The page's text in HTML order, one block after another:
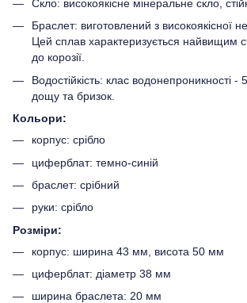
Скло: високоякісне мінеральне скло,
Браслет: виготовлений з високоякісної
Цей сплав характеризується найвищим
до корозії.
Водостійкість: клас водонепроникності
дощу та бризок.
Кольори:
корпус: срібло
циферблат: темно-синій
браслет: срібний
руки: срібло
Розміри:
корпус: ширина 43 мм, висота 50 мм
циферблат: діаметр 38 мм
ширина браслета: 20 мм